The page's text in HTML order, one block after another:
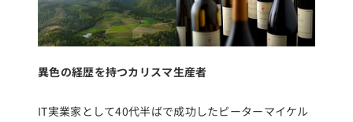
異色の経歴を持つカリスマ生産者
IT実業家として40代半ばで成功したピーターマイケル